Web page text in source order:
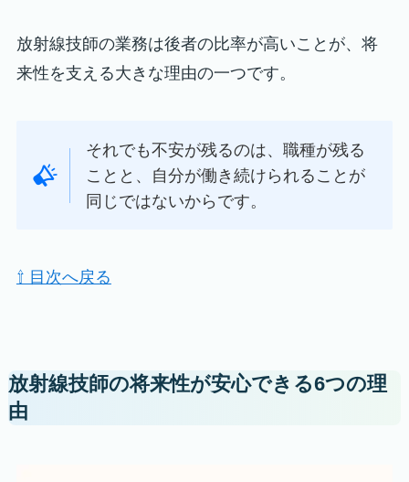
放射線技師の業務は後者の比率が高いことが、将
来性を支える大きな理由の一つです。
それでも不安が残るのは、職種が残る
ことと、自分が働き続けられることが
同じではないからです。
⇧ 目次へ戻る
放射線技師の将来性が安心できる6つの理
由